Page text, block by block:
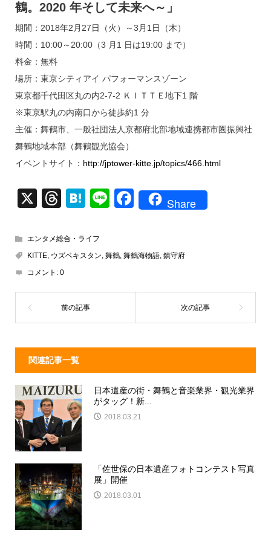
鶴。2020 年そして未来へ～」
期間：2018年2月27日（火）～3月1日（木）
時間：10:00～20:00（3 月1 日は19:00 まで）
料金：無料
場所：東京シティアイ パフォーマンスゾーン
東京都千代田区丸の内2-7-2 ＫＩＴＴＥ地下1 階
※東京駅丸の内南口から徒歩約1 分
主催：舞鶴市、一般社団法人京都府北部地域連携都市圏振興社
舞鶴地域本部（舞鶴観光協会）
イベントサイト： http://jptower-kitte.jp/topics/466.html
X
T
e
a
d
s
H
e
n
Li
F
e
o
Share
エンタメ総合・ライフ
KITTE, ウズベキスタン, 舞鶴, 舞鶴海物語, 鎮守府
コメント: 0
関連記事一覧
日本遺産の街・舞鶴と音楽業界・観光業界
がタッグ！新...
2018.03.21
「佐世保の日本遺産フォトコンテスト写真
展」開催
2018.03.01